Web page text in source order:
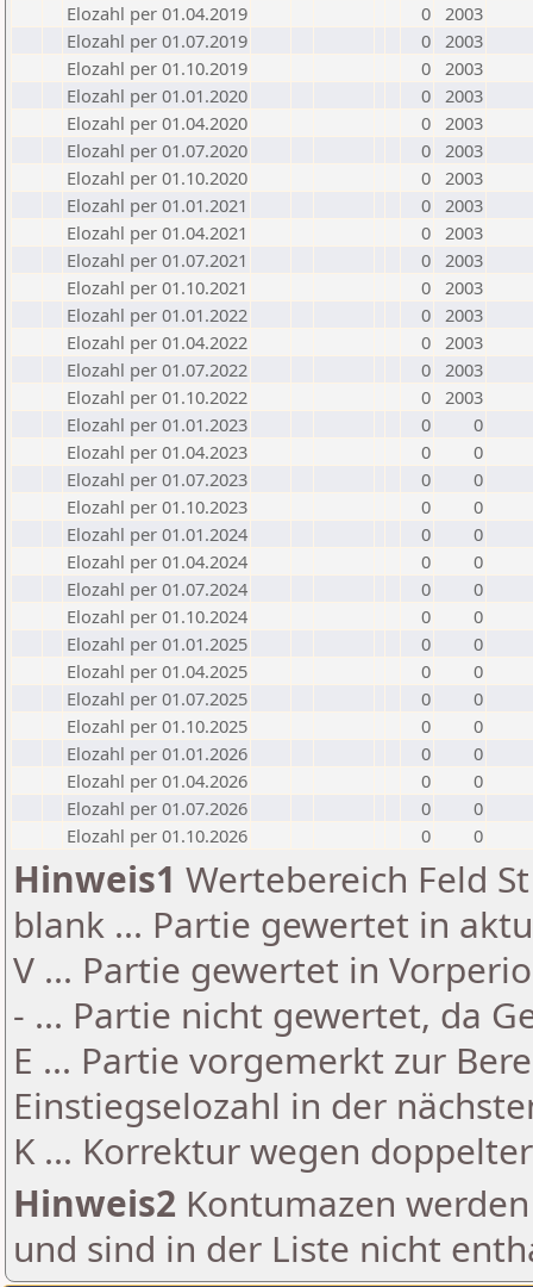
Elozahl per 01.04.2019
0 2003
Elozahl per 01.07.2019
0 2003
Elozahl per 01.10.2019
0 2003
Elozahl per 01.01.2020
0 2003
Elozahl per 01.04.2020
0 2003
Elozahl per 01.07.2020
0 2003
Elozahl per 01.10.2020
0 2003
Elozahl per 01.01.2021
0 2003
Elozahl per 01.04.2021
0 2003
Elozahl per 01.07.2021
0 2003
Elozahl per 01.10.2021
0 2003
Elozahl per 01.01.2022
0 2003
Elozahl per 01.04.2022
0 2003
Elozahl per 01.07.2022
0 2003
Elozahl per 01.10.2022
0 2003
Elozahl per 01.01.2023
0
0
Elozahl per 01.04.2023
0
0
Elozahl per 01.07.2023
0
0
Elozahl per 01.10.2023
0
0
Elozahl per 01.01.2024
0
0
Elozahl per 01.04.2024
0
0
Elozahl per 01.07.2024
0
0
Elozahl per 01.10.2024
0
0
Elozahl per 01.01.2025
0
0
Elozahl per 01.04.2025
0
0
Elozahl per 01.07.2025
0
0
Elozahl per 01.10.2025
0
0
Elozahl per 01.01.2026
0
0
Elozahl per 01.04.2026
0
0
Elozahl per 01.07.2026
0
0
Elozahl per 01.10.2026
0 0
Hinweis1 Wertebereich Feld
blank ... Partie gewertet in
V ... Partie gewertet in
- ... Partie nicht gewertet, da
E ... Partie vorgemerkt zur
Einstiegselozahl in der
K ... Korrektur wegen
Hinweis2 Kontumazen
und sind in der Liste nicht